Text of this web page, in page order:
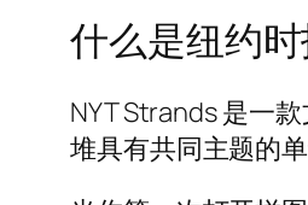
什么是纽约时
NYT Strands 是一
堆具有共同主题的